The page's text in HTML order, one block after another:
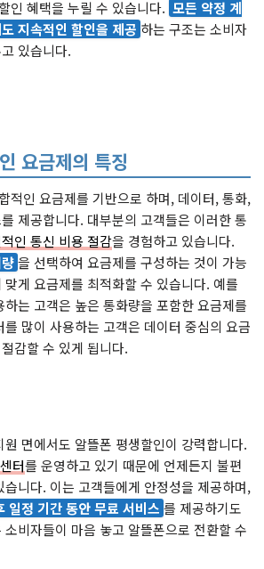
인 혜택을 누릴 수 있습니다. 모든 약정 계
지속적인 할인을 제공 하는 구조는 소비자
있습니다.
요금제의 특징
적인 요금제를 기반으로 하며, 데이터, 통화,
제공합니다. 대부분의 고객들은 이러한 통
인 통신 비용 절감을 경험하고 있습니다.
을 선택하여 요금제를 구성하는 것이 가능
게 요금제를 최적화할 수 있습니다. 예를
는 고객은 높은 통화량을 포함한 요금제를
많이 사용하는 고객은 데이터 중심의 요금
감할 수 있게 됩니다.
면에서도 알뜰폰 평생할인이 강력합니다.
터를 운영하고 있기 때문에 언제든지 불편
니다. 이는 고객들에게 안정성을 제공하며,
일정 기간 동안 무료 서비스 를 제공하기도
비자들이 마음 놓고 알뜰폰으로 전환할 수